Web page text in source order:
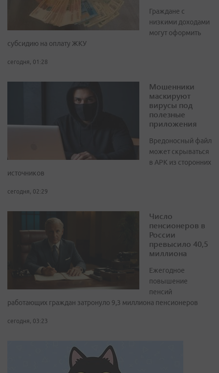
Граждане с
низкими доходами
могут оформить
субсидию на оплату ЖКУ
сегодня, 01:28
Мошенники
маскируют
вирусы под
полезные
приложения
Вредоносный файл
может скрываться
в APK из сторонних
источников
сегодня, 02:29
Число
пенсионеров в
России
превысило 40,5
миллиона
Ежегодное
повышение
пенсий
работающих граждан затронуло 9,3 миллиона пенсионеров
сегодня, 03:23